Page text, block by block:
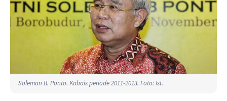
Soleman B. Ponto. Kabais periode 2011-2013. Foto: Ist.